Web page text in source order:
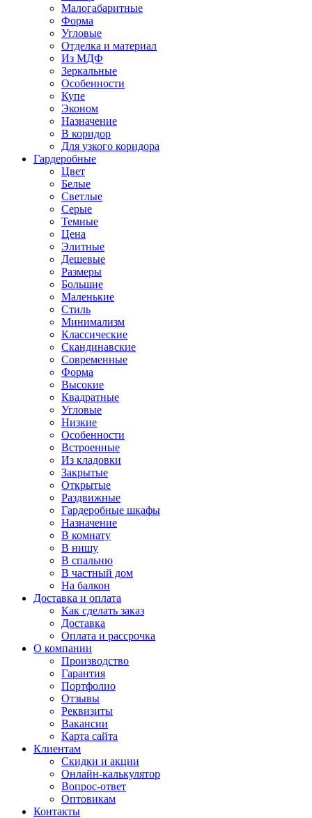
Малогабаритные
Форма
Угловые
Отделка и материал
Из МДФ
Зеркальные
Особенности
Купе
Эконом
Назначение
В коридор
Для узкого коридора
Гардеробные
Цвет
Белые
Светлые
Серые
Темные
Цена
Элитные
Дешевые
Размеры
Большие
Маленькие
Стиль
Минимализм
Классические
Скандинавские
Современные
Форма
Высокие
Квадратные
Угловые
Низкие
Особенности
Встроенные
Из кладовки
Закрытые
Открытые
Раздвижные
Гардеробные шкафы
Назначение
В комнату
В нишу
В спальню
В частный дом
На балкон
Доставка и оплата
Как сделать заказ
Доставка
Оплата и рассрочка
О компании
Производство
Гарантия
Портфолио
Отзывы
Реквизиты
Вакансии
Карта сайта
Клиентам
Скидки и акции
Онлайн-калькулятор
Вопрос-ответ
Оптовикам
Контакты